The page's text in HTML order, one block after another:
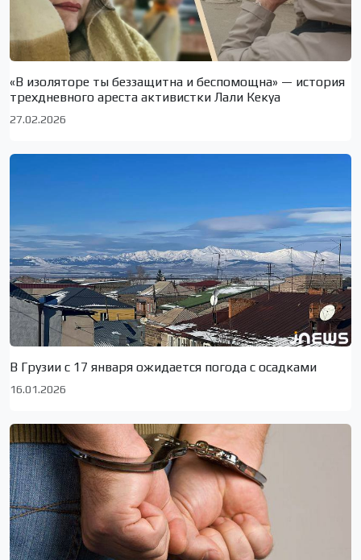
«В изоляторе ты беззащитна и беспомощна» — история
трехдневного ареста активистки Лали Кекуа
27.02.2026
В Грузии с 17 января ожидается погода с осадками
16.01.2026